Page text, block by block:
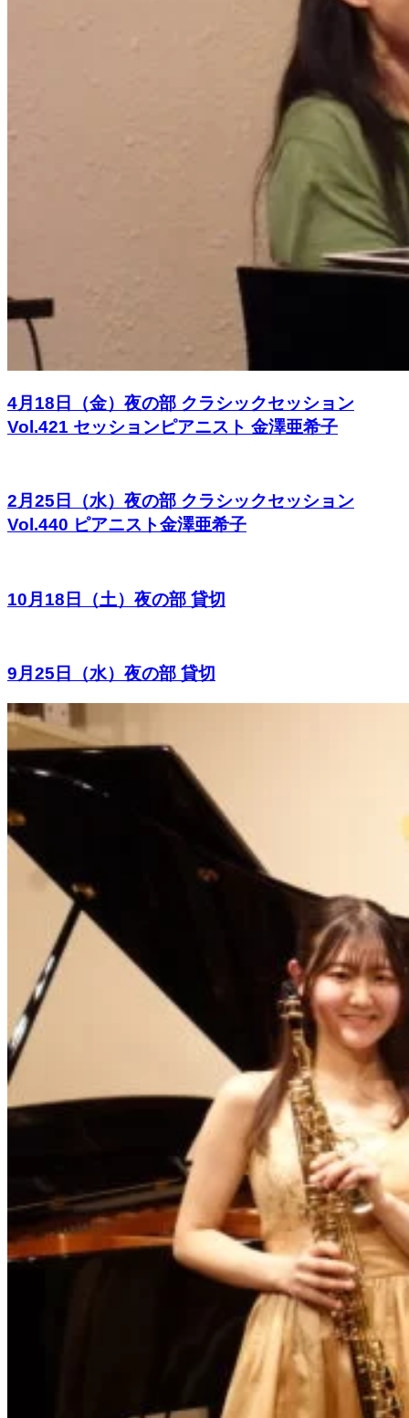
4月18日（金）夜の部 クラシックセッション
Vol.421 セッションピアニスト 金澤亜希子
2月25日（水）夜の部 クラシックセッション
Vol.440 ピアニスト金澤亜希子
10月18日（土）夜の部 貸切
9月25日（水）夜の部 貸切